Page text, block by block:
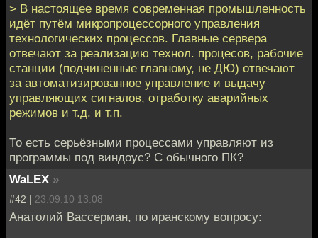
> В настоящее время современная промышленность
идёт путём микропроцессорного управления
технологических процессов. Главные сервера
отвечают за реализацию технол. процесов, рабочие
станции (подчиненные главному, не ДЮ) отвечают
за автоматизированное управление и выдачу
управляющих сигналов, отработку аварийных
режимов и т.д. и т.п.
То есть серьёзными процессами управляют из
программы под виндоус? С обычного ПК?
WaLEX »
#42 | 23.09.10 13:08
Анатолий Вассерман, по иранскому вопросу: